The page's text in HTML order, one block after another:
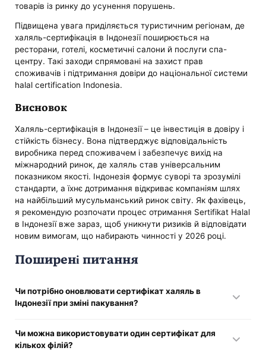
товарів із ринку до усунення порушень.
Підвищена увага приділяється туристичним регіонам, де
халяль-сертифікація в Індонезії поширюється на
ресторани, готелі, косметичні салони й послуги спа-
центру. Такі заходи спрямовані на захист прав
споживачів і підтримання довіри до національної системи
halal certification Indonesia.
Висновок
Халяль-сертифікація в Індонезії – це інвестиція в довіру і
стійкість бізнесу. Вона підтверджує відповідальність
виробника перед споживачем і забезпечує вихід на
міжнародний ринок, де халяль став універсальним
показником якості. Індонезія формує суворі та зрозумілі
стандарти, а їхнє дотримання відкриває компаніям шлях
на найбільший мусульманський ринок світу. Як фахівець,
я рекомендую розпочати процес отримання Sertifikat Halal
в Індонезії вже зараз, щоб уникнути ризиків й відповідати
новим вимогам, що набирають чинності у 2026 році.
Поширені питання
Чи потрібно оновлювати сертифікат халяль в
Індонезії при зміні пакування?
може вплинути на сприйняття статусу халяль, необхідно
повідомити BPJPH та внести зміни до реєстру.
Чи можна використовувати один сертифікат для
кількох філій?